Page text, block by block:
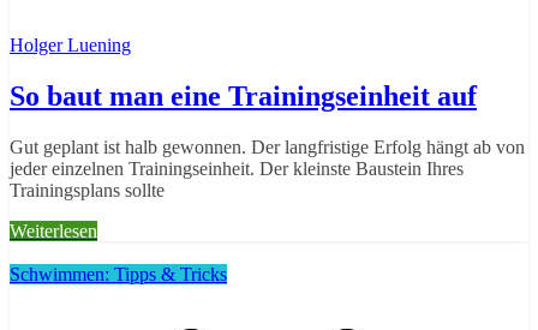
Holger Luening
So baut man eine Trainingseinheit auf
Gut geplant ist halb gewonnen. Der langfristige Erfolg hängt ab von
jeder einzelnen Trainingseinheit. Der kleinste Baustein Ihres
Trainingsplans sollte
Weiterlesen
Schwimmen: Tipps & Tricks